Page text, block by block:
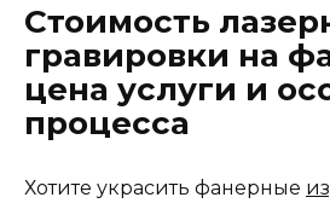
Стоимость
гравировки на
цена услуги и
процесса
Хотите украсить фанерные